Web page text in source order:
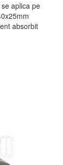
aplica pe
absorbit